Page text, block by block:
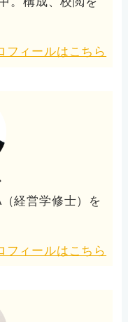
フィールはこちら
経営学修士）を
フィールはこちら